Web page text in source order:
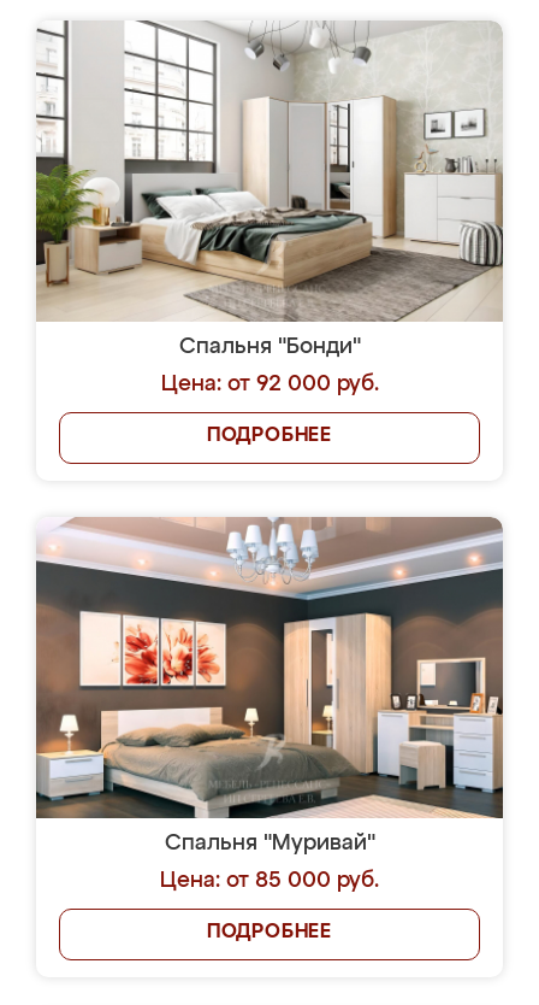
Спальня "Бонди"
Цена: от 92 000 руб.
ПОДРОБНЕЕ
Спальня "Муривай"
Цена: от 85 000 руб.
ПОДРОБНЕЕ